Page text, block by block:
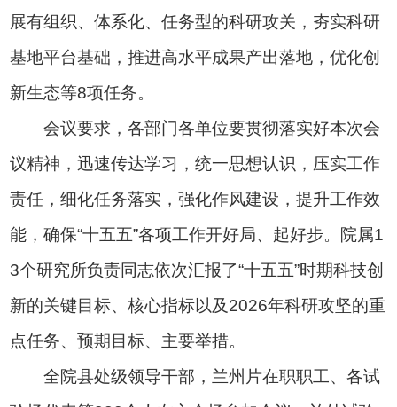
展有组织、体系化、任务型的科研攻关，夯实科研
基地平台基础，推进高水平成果产出落地，优化创
新生态等8项任务。
会议要求，各部门各单位要贯彻落实好本次会
议精神，迅速传达学习，统一思想认识，压实工作
责任，细化任务落实，强化作风建设，提升工作效
能，确保“十五五”各项工作开好局、起好步。院属1
3个研究所负责同志依次汇报了“十五五”时期科技创
新的关键目标、核心指标以及2026年科研攻坚的重
点任务、预期目标、主要举措。
全院县处级领导干部，兰州片在职职工、各试